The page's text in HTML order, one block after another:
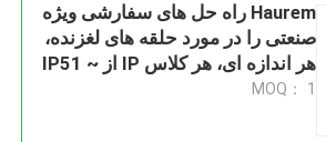
Haurem راه حل های سفارشی ویژه
صنعتی را در مورد حلقه های لغزنده،
هر اندازه ای، هر کلاس IP از IP51 ~
IP68 ارائه می دهد
MOQ： 1